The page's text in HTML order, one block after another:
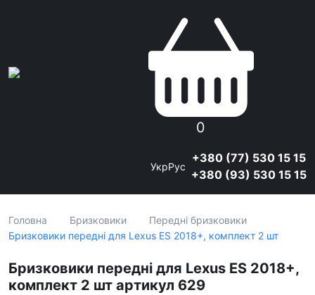
0
УкрРус
+380 (77) 530 15 15
+380 (93) 530 15 15
Головна Бризковики
Передні бризковики
Бризковики передні для Lexus ES 2018+, комплект 2 шт
Бризковики передні для Lexus ES 2018+,
комплект 2 шт артикул 629